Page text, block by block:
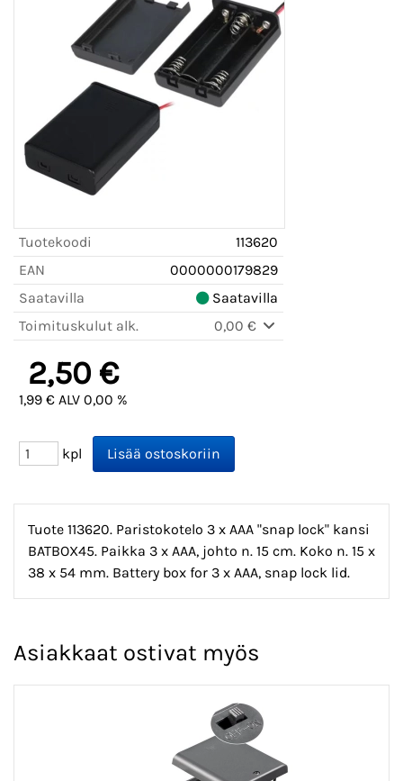
Tuotekoodi
113620
EAN
0000000179829
Saatavilla
Saatavilla
Toimituskulut alk.
0,00 €
2,50 €
1,99 € ALV 0,00 %
kpl
Tuote 113620. Paristokotelo 3 x AAA "snap lock" kansi
BATBOX45. Paikka 3 x AAA, johto n. 15 cm. Koko n. 15 x
38 x 54 mm. Battery box for 3 x AAA, snap lock lid.
Asiakkaat ostivat myös